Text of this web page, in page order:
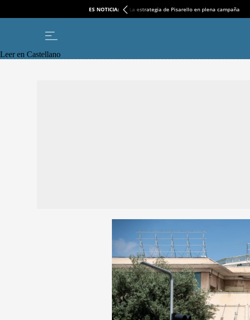
ES NOTICIA: La estrategia de Pisarello en plena campaña
Leer en Castellano